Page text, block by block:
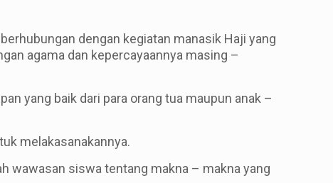
dengan kegiatan manasik Haji yang
agama dan kepercayaannya masing –
yang baik dari para orang tua maupun anak –
melakasanakannya.
wawasan siswa tentang makna – makna yang